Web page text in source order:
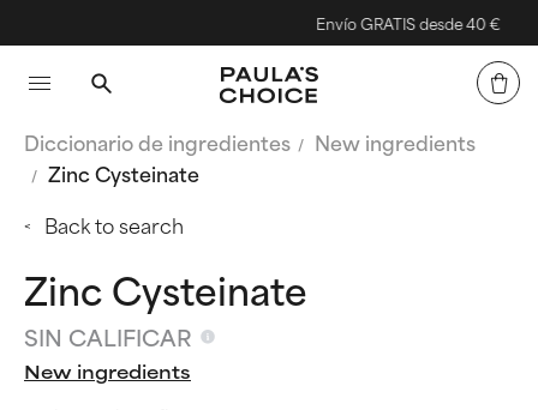
Envío GRATIS desde 40 €
Diccionario de ingredientes
New ingredients
Zinc Cysteinate
Back to search
Zinc Cysteinate
SIN CALIFICAR
New ingredients